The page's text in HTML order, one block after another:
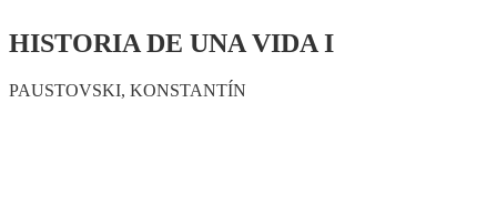
HISTORIA DE UNA VIDA I
PAUSTOVSKI, KONSTANTÍN